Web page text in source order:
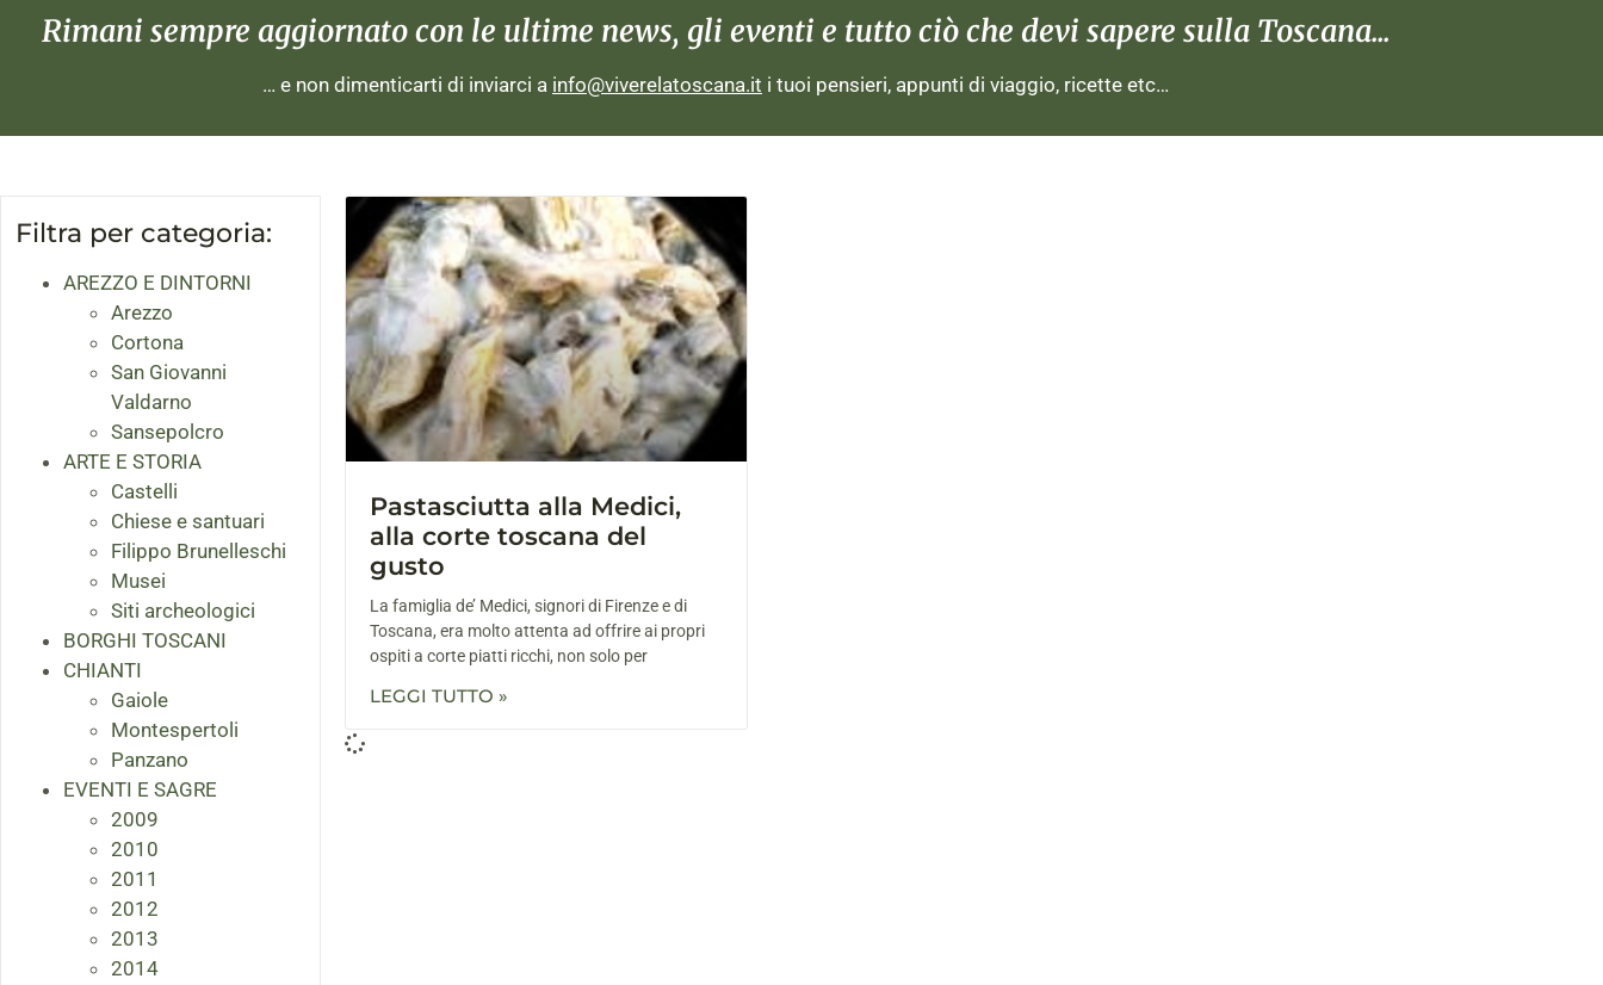
Rimani sempre aggiornato con le ultime news, gli eventi e tutto ciò che devi sapere sulla Toscana...
… e non dimenticarti di inviarci a info@viverelatoscana.it i tuoi pensieri, appunti di viaggio, ricette etc…
Filtra per categoria:
AREZZO E DINTORNI
Arezzo
Cortona
San Giovanni
Valdarno
Sansepolcro
ARTE E STORIA
Castelli
Chiese e santuari
Filippo Brunelleschi
Musei
Siti archeologici
BORGHI TOSCANI
CHIANTI
Gaiole
Montespertoli
Panzano
EVENTI E SAGRE
2009
2010
2011
2012
2013
2014
Pastasciutta alla Medici,
alla corte toscana del
gusto
La famiglia de’ Medici, signori di Firenze e di
Toscana, era molto attenta ad offrire ai propri
ospiti a corte piatti ricchi, non solo per
LEGGI TUTTO »